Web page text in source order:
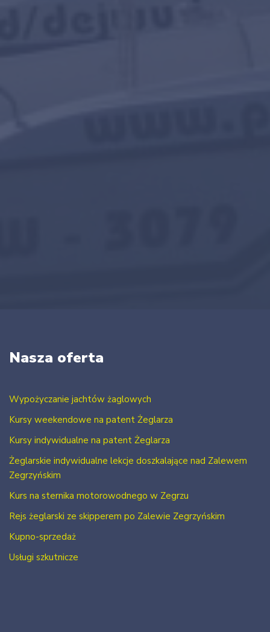
Nasza oferta
Wypożyczanie jachtów żaglowych
Kursy weekendowe na patent Żeglarza
Kursy indywidualne na patent Żeglarza
Żeglarskie indywidualne lekcje doszkalające nad Zalewem
Zegrzyńskim
Kurs na sternika motorowodnego w Zegrzu
Rejs żeglarski ze skipperem po Zalewie Zegrzyńskim
Kupno-sprzedaż
Usługi szkutnicze